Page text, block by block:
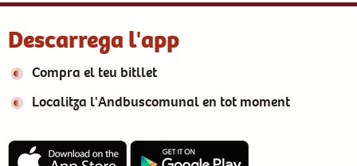
Descarrega l'app
Compra el teu bitllet
Localitza l'Andbuscomunal en tot moment